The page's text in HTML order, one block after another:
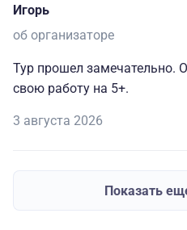
Игорь
об организаторе
Тур прошел замечательно.
свою работу на 5+.
3 августа 2026
Показать